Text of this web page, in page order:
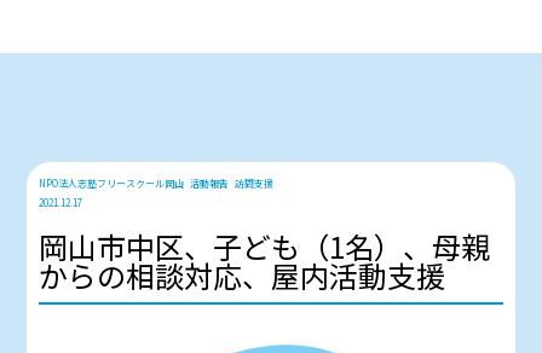
NPO法人志塾フリースクール岡山 活動報告 訪問支援
2021.12.17
岡山市中区、子ども（1名）、母親
からの相談対応、屋内活動支援